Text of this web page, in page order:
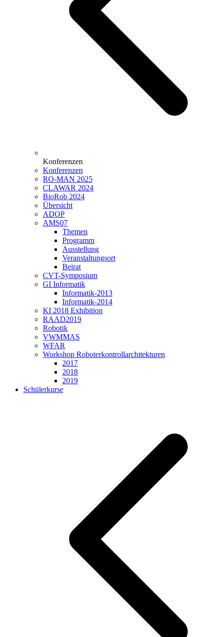
Konferenzen
Konferenzen
RO-MAN 2025
CLAWAR 2024
BioRob 2024
Übersicht
ADOP
AMS07
Themen
Programm
Ausstellung
Veranstaltungsort
Beirat
CVT-Symposium
GI Informatik
Informatik-2013
Informatik-2014
KI 2018 Exhibition
RAAD2019
Robotik
VWMMAS
WFAR
Workshop Roboterkontrollarchitekturen
2017
2018
2019
Schülerkurse